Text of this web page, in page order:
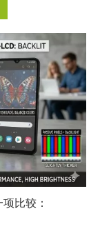
比较：